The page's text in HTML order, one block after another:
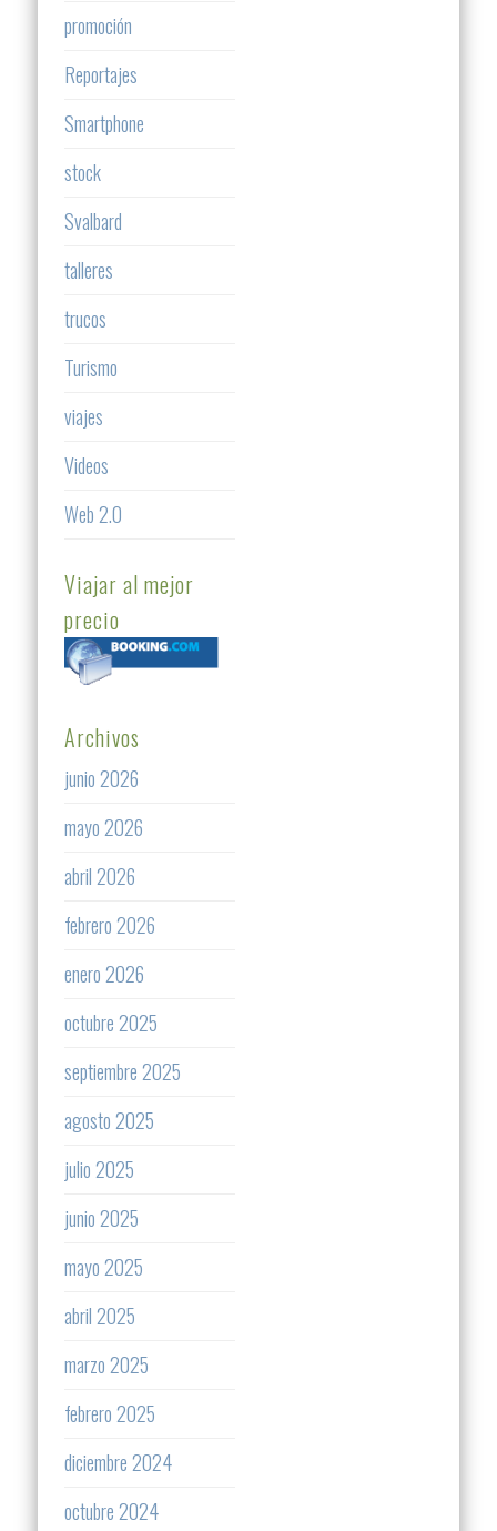
promoción
Reportajes
Smartphone
stock
Svalbard
talleres
trucos
Turismo
viajes
Videos
Web 2.0
Viajar al mejor
precio
Archivos
junio 2026
mayo 2026
abril 2026
febrero 2026
enero 2026
octubre 2025
septiembre 2025
agosto 2025
julio 2025
junio 2025
mayo 2025
abril 2025
marzo 2025
febrero 2025
diciembre 2024
octubre 2024